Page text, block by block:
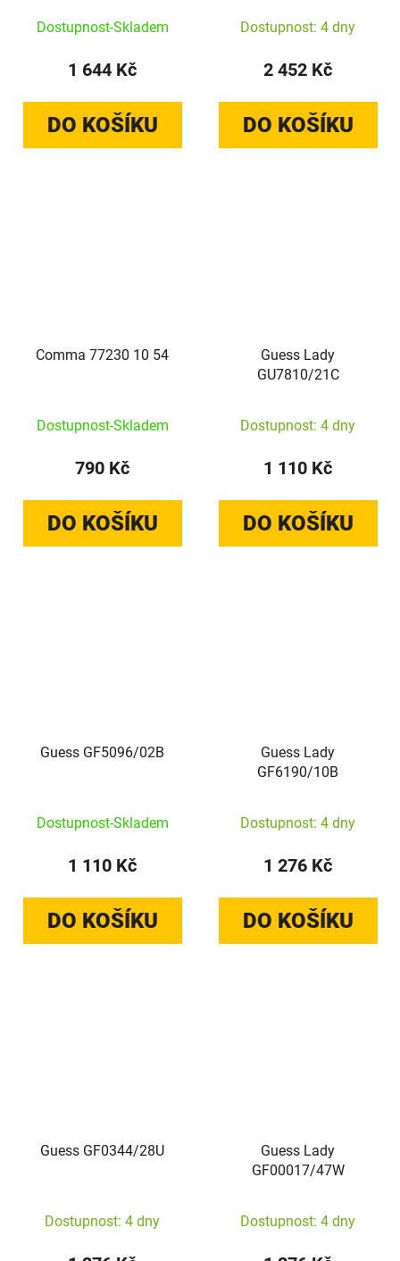
Dostupnost-Skladem
1 644 Kč
DO KOŠÍKU
Dostupnost: 4 dny
2 452 Kč
DO KOŠÍKU
Comma 77230 10 54
Dostupnost-Skladem
790 Kč
DO KOŠÍKU
Guess Lady
GU7810/21C
Dostupnost: 4 dny
1 110 Kč
DO KOŠÍKU
Guess GF5096/02B
Dostupnost-Skladem
1 110 Kč
DO KOŠÍKU
Guess Lady
GF6190/10B
Dostupnost: 4 dny
1 276 Kč
DO KOŠÍKU
Guess GF0344/28U
Dostupnost: 4 dny
Guess Lady
GF00017/47W
Dostupnost: 4 dny